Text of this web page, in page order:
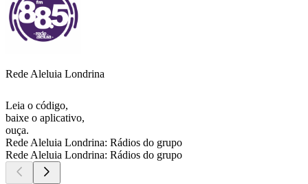
Rede Aleluia Londrina
Leia o código,
baixe o aplicativo,
ouça.
Rede Aleluia Londrina: Rádios do grupo
Rede Aleluia Londrina: Rádios do grupo